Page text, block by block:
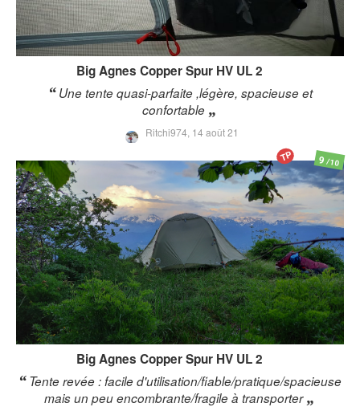
Big Agnes Copper Spur HV UL 2
Une tente quasi-parfaite ,légère, spacieuse et
confortable
Ritchi974, 14 août 21
Big Agnes Copper Spur HV UL 2
Tente revée : facile d'utilisation/fiable/pratique/spacieuse
mais un peu encombrante/fragile à transporter
9/10
TP